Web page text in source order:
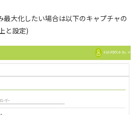
化したい場合は以下のキャプチャの
と設定)